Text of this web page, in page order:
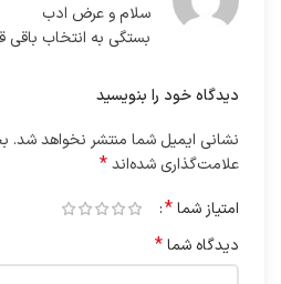
سلام و عرض ادب
بستگی به انتخاب باقی
دیدگاه خود را بنویسید
نشانی ایمیل شما منتشر نخواهد شد.
علامت‌گذاری شده‌اند*
امتیاز شما*
دیدگاه شما*